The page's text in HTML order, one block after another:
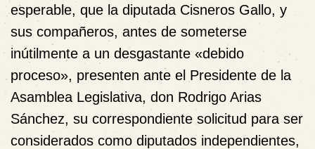
esperable, que la diputada Cisneros Gallo, y
sus compañeros, antes de someterse
inútilmente a un desgastante «debido
proceso», presenten ante el Presidente de la
Asamblea Legislativa, don Rodrigo Arias
Sánchez, su correspondiente solicitud para ser
considerados como diputados independientes,